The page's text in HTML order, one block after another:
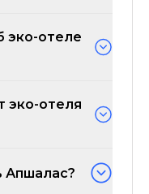
эко-отеле
эко-отеля
Апшалас?